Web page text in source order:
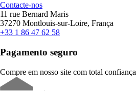
Contacte-nos
11 rue Bernard Maris
37270 Montlouis-sur-Loire, França
+33 1 86 47 62 58
Pagamento seguro
Compre em nosso site com total confiança